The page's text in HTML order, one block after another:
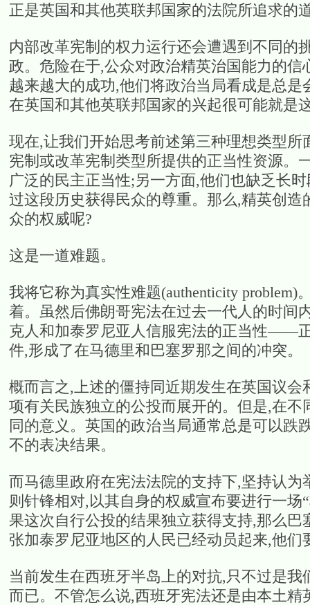
正是英国和其他英联邦国家的法院所追求的
内部改革宪制的权力运行还会遭遇到不同的
政。危险在于,公众对政治精英治国能力的
越来越大的成功,他们将政治当局看成是总
在英国和其他英联邦国家的兴起很可能就是
现在,让我们开始思考前述第三种理想类型
宪制或改革宪制类型所提供的正当性资源。
广泛的民主正当性;另一方面,他们也缺乏长
过这段历史获得民众的尊重。那么,精英创
众的权威呢?
这是一道难题。
我将它称为真实性难题(authenticity
着。虽然后佛朗哥宪法在过去一代人的时间
克人和加泰罗尼亚人信服宪法的正当性——
件,形成了在马德里和巴塞罗那之间的冲突。
概而言之,上述的僵持同近期发生在英国议
项有关民族独立的公投而展开的。但是,在
同的意义。英国的政治当局通常总是可以跌
不的表决结果。
而马德里政府在宪法法院的支持下,坚持认
则针锋相对,以其自身的权威宣布要进行一
果这次自行公投的结果独立获得支持,那么
张加泰罗尼亚地区的人民已经动员起来,他
当前发生在西班牙半岛上的对抗,只不过是
而已。不管怎么说,西班牙宪法还是由本土